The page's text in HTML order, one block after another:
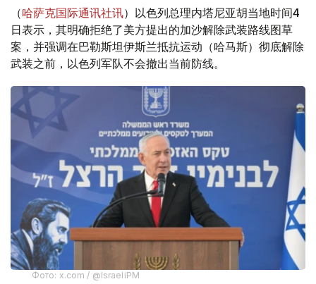
（哈萨克国际通讯社讯）以色列总理内塔尼亚胡当地时间4
日表示，其明确拒绝了美方提出的加沙解除武装路线图草
案，并强调在巴勒斯坦伊斯兰抵抗运动（哈马斯）彻底解除
武装之前，以色列军队不会撤出当前防线。
Фото: x.com / @IsraeliPM